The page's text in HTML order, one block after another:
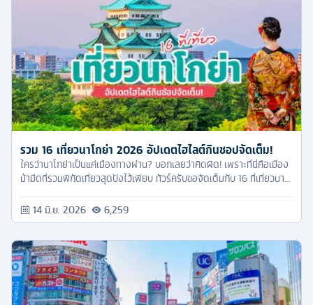
รวม 16 เที่ยวนาโกย่า 2026 อัปเดตไฮไลต์กินชอปจัดเต็ม!
ใครว่านาโกย่าเป็นแค่เมืองทางผ่าน? บอกเลยว่าคิดผิด! เพราะที่นี่คือเมือง
ม้ามืดที่รวมพิกัดเที่ยวสุดปังไว้เพียบ ทัวร์ครับขอจัดเต็มกับ 16 ที่เที่ยวนา
14 มิ.ย. 2026 6,259